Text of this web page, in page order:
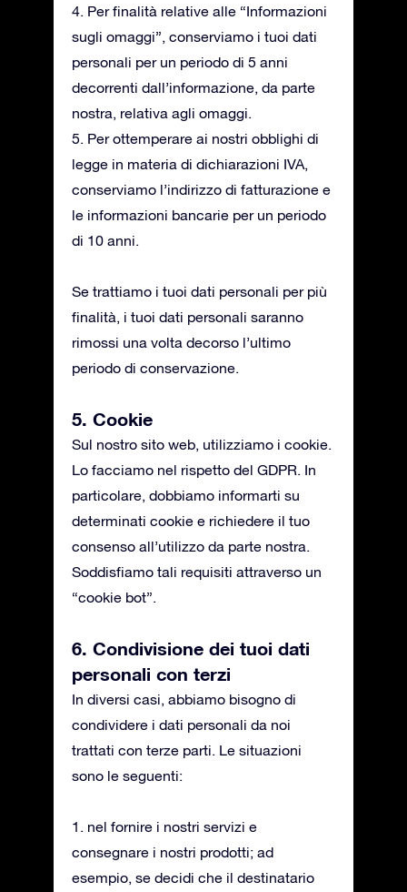
4. Per finalità relative alle “Informazioni
sugli omaggi”, conserviamo i tuoi dati
personali per un periodo di 5 anni
decorrenti dall’informazione, da parte
nostra, relativa agli omaggi.
5. Per ottemperare ai nostri obblighi di
legge in materia di dichiarazioni IVA,
conserviamo l’indirizzo di fatturazione e
le informazioni bancarie per un periodo
di 10 anni.
Se trattiamo i tuoi dati personali per più
finalità, i tuoi dati personali saranno
rimossi una volta decorso l’ultimo
periodo di conservazione.
5. Cookie
Sul nostro sito web, utilizziamo i cookie.
Lo facciamo nel rispetto del GDPR. In
particolare, dobbiamo informarti su
determinati cookie e richiedere il tuo
consenso all’utilizzo da parte nostra.
Soddisfiamo tali requisiti attraverso un
“cookie bot”.
6. Condivisione dei tuoi dati
personali con terzi
In diversi casi, abbiamo bisogno di
condividere i dati personali da noi
trattati con terze parti. Le situazioni
sono le seguenti:
1. nel fornire i nostri servizi e
consegnare i nostri prodotti; ad
esempio, se decidi che il destinatario